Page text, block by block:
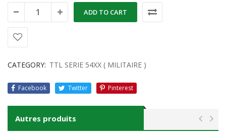
ADD TO CART
CATEGORY: TTL SERIE 54XX ( MILITAIRE )
Facebook Twitter Pinterest
Autres produits